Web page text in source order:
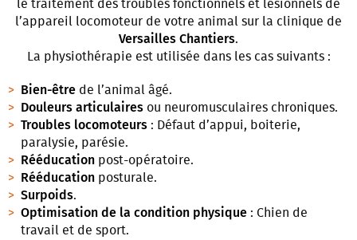
l’appareil locomoteur de votre animal sur la clinique de
Versailles Chantiers.
La physiothérapie est utilisée dans les cas suivants :
Bien-être de l’animal âgé.
Douleurs articulaires ou neuromusculaires chroniques.
Troubles locomoteurs : Défaut d’appui, boiterie,
paralysie, parésie.
Rééducation post-opératoire.
Rééducation posturale.
Surpoids.
Optimisation de la condition physique : Chien de
travail et de sport.